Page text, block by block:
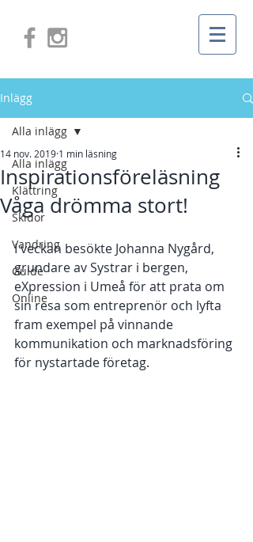
Inlägg
Alla inlägg
Klättring
Skidor
Vandring
Guide
Online
Alla inlägg
Inspirationsföreläsning
Våga drömma stort!
14 nov. 2019 1 min läsning
I veckan besökte Johanna Nygård,
grundare av Systrar i bergen,
eXpression i Umeå för att prata om
sin resa som entreprenör och lyfta
fram exempel på vinnande
kommunikation och marknadsföring
för nystartade företag.